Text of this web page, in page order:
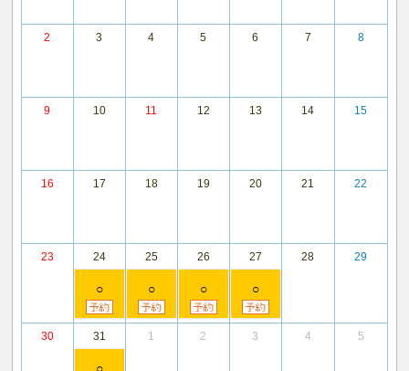
2 3 4 5 6 7 8
9 10 11 12 13 14 15
16 17 18 19 20 21 22
23 24
○
25
○
26
○
27
○
28 29
30 31
○
1 2 3 4 5